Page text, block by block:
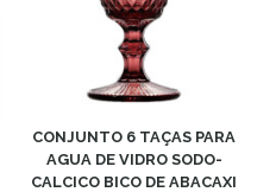
CONJUNTO 6 TAÇAS PARA
AGUA DE VIDRO SODO-
CALCICO BICO DE ABACAXI